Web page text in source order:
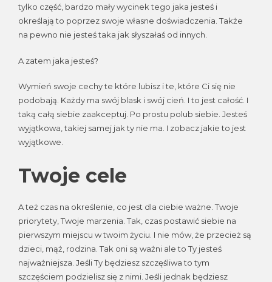
tylko część, bardzo mały wycinek tego jaka jesteś i
określają to poprzez swoje własne doświadczenia. Także
na pewno nie jesteś taka jak słyszałaś od innych.
A zatem jaka jesteś?
Wymień swoje cechy te które lubisz i te, które Ci się nie
podobają. Każdy ma swój blask i swój cień. I to jest całość. I
taką całą siebie zaakceptuj. Po prostu polub siebie. Jesteś
wyjątkowa, takiej samej jak ty nie ma. I zobacz jakie to jest
wyjątkowe.
Twoje cele
A też czas na określenie, co jest dla ciebie ważne. Twoje
priorytety, Twoje marzenia. Tak, czas postawić siebie na
pierwszym miejscu w twoim życiu. I nie mów, że przecież są
dzieci, mąż, rodzina. Tak oni są ważni ale to Ty jesteś
najważniejsza. Jeśli Ty będziesz szczęśliwa to tym
szczęściem podzielisz się z nimi. Jeśli jednak będziesz